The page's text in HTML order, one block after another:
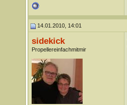
14.01.2010, 14:01
sidekick
Propellereinfachmitmir